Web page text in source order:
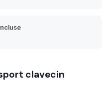
clavecin